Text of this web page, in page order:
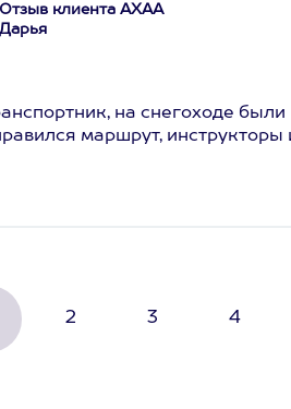
Отзыв клиента АХАА
Дарья
на снегоходе были
маршрут, инструкторы
2 3 4